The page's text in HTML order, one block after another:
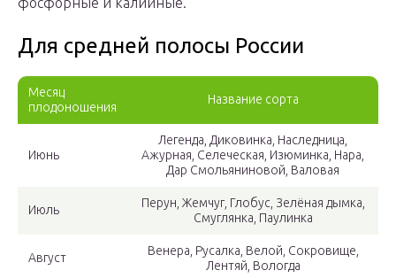
Для средней полосы России
Месяц
плодоношения
Название сорта
Июнь
Легенда, Диковинка, Наследница,
Ажурная, Селеческая, Изюминка, Нара,
Дар Смольяниновой, Валовая
Июль
Перун, Жемчуг, Глобус, Зелёная дымка,
Смуглянка, Паулинка
Август
Венера, Русалка, Велой, Сокровище,
Лентяй, Вологда